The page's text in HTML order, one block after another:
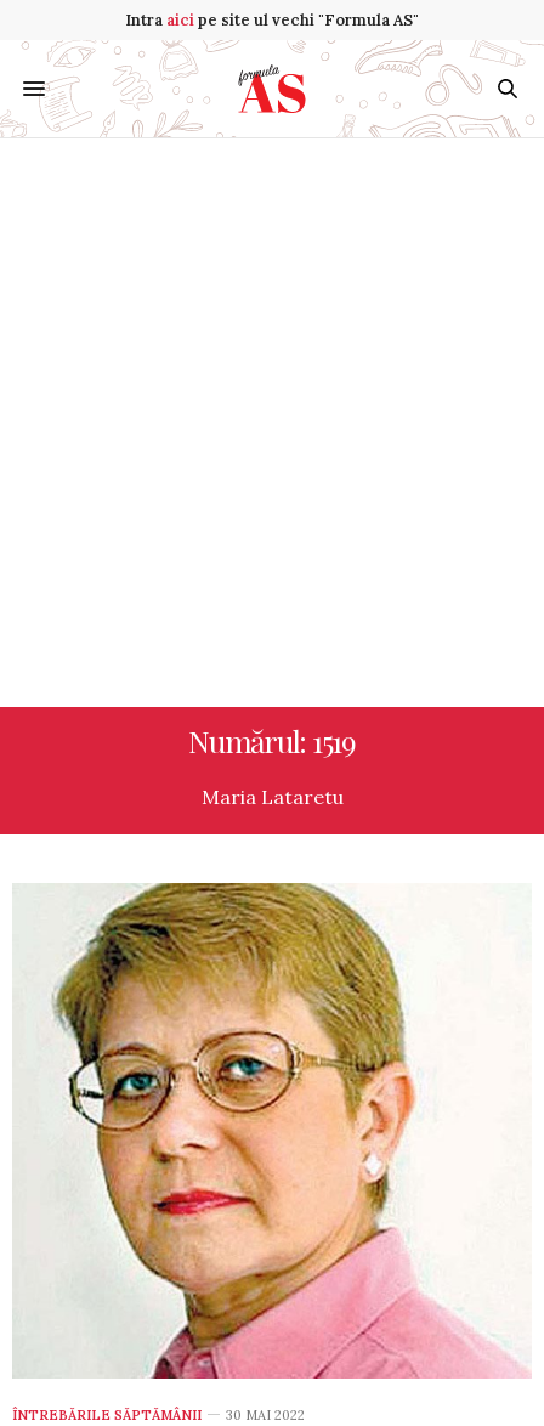
Intra aicipe site ul vechi "Formula AS"
Numărul: 1519
Maria Lataretu
ÎNTREBĂRILE SĂPTĂMÂNII 30 MAI 2022